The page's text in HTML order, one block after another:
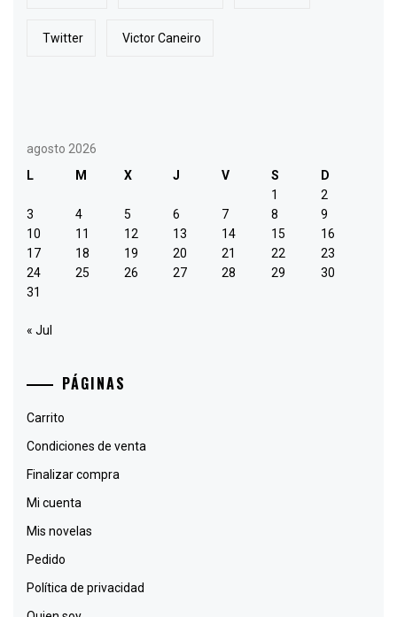
Twitter Victor Caneiro
agosto 2026
L
M X J V S
D
1
2
3
4 5 6 7 8
9
10
11 12 13 14 15
16
17
18 19 20 21 22
23
24
25 26 27 28 29
30
31
« Jul
PÁGINAS
Carrito
Condiciones de venta
Finalizar compra
Mi cuenta
Mis novelas
Pedido
Política de privacidad